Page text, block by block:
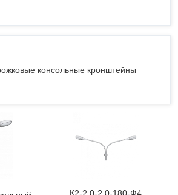
консольные кронштейны